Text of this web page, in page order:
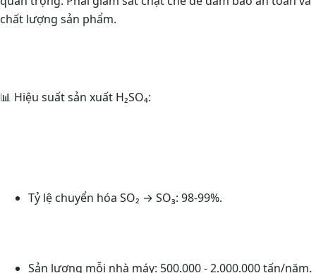
chất lượng sản phẩm.
📊 Hiệu suất sản xuất H₂SO₄:
Tỷ lệ chuyển hóa SO₂ → SO₃: 98-99%.
Sản lượng mỗi nhà máy: 500.000 - 2.000.000 tấn/năm.